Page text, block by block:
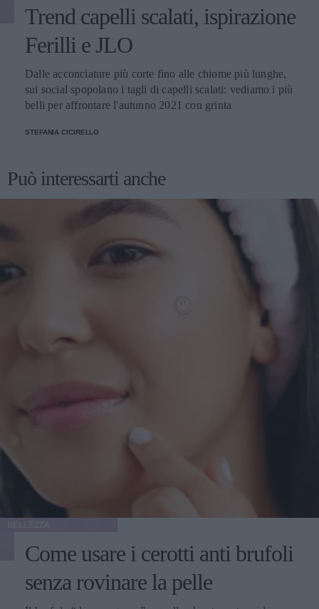
Trend capelli scalati, ispirazione
Ferilli e JLO
Dalle acconciature più corte fino alle chiome più lunghe,
sui social spopolano i tagli di capelli scalati: vediamo i più
belli per affrontare l'autunno 2021 con grinta
STEFANIA CICIRELLO
Può interessarti anche
Come usare i cerotti anti brufoli
senza rovinare la pelle